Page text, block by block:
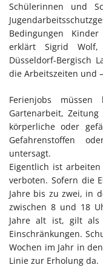
Schülerinnen und
Bedingungen
erklärt Sigrid Wolf,
Düsseldorf-Bergisch
die Arbeitszeiten und
Ferienjobs
Gartenarbeit,
körperliche oder
Gefahrenstoffen
untersagt.
Eigentlich ist
verboten. Sofern die
Jahre bis zu zwei, in
zwischen 8 und 18
Jahre alt ist, gilt als
Einschränkungen.
Wochen im Jahr in
Linie zur Erholung da.